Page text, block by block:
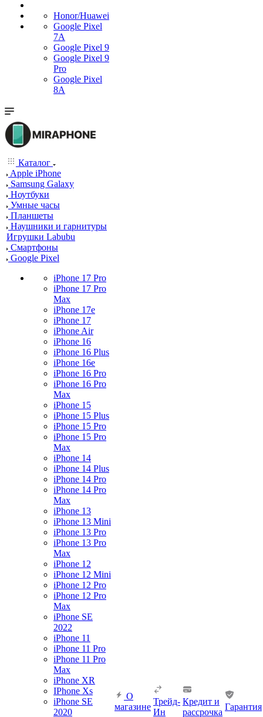
Honor/Huawei
Google Pixel
7А
Google Pixel 9
Google Pixel 9
Pro
Google Pixel
8A
Каталог
Apple iPhone
Samsung Galaxy
Ноутбуки
Умные часы
Планшеты
Наушники и гарнитуры
Игрушки Labubu
Смартфоны
Google Pixel
iPhone 17 Pro
iPhone 17 Pro
Max
iPhone 17e
iPhone 17
iPhone Air
iPhone 16
iPhone 16 Plus
iPhone 16e
iPhone 16 Pro
iPhone 16 Pro
Max
iPhone 15
iPhone 15 Plus
iPhone 15 Pro
iPhone 15 Pro
Max
iPhone 14
iPhone 14 Plus
iPhone 14 Pro
iPhone 14 Pro
Max
iPhone 13
iPhone 13 Mini
iPhone 13 Pro
iPhone 13 Pro
Max
iPhone 12
iPhone 12 Mini
iPhone 12 Pro
iPhone 12 Pro
Max
iPhone SE
2022
iPhone 11
iPhone 11 Pro
iPhone 11 Pro
Max
iPhone XR
IPhone Xs
iPhone SE
2020
О
магазине
Трейд-
Ин
Кредит и
рассрочка
Гарантия